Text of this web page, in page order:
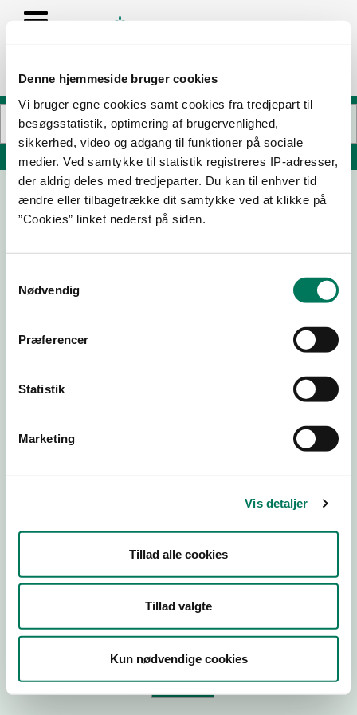
Denne hjemmeside bruger cookies
Vi bruger egne cookies samt cookies fra tredjepart til
besøgsstatistik, optimering af brugervenlighed,
sikkerhed, video og adgang til funktioner på sociale
medier. Ved samtykke til statistik registreres IP-adresser,
der aldrig deles med tredjeparter. Du kan til enhver tid
ændre eller tilbagetrække dit samtykke ved at klikke på
”Cookies” linket nederst på siden.
Nødvendig
Præferencer
Statistik
Marketing
Vis detaljer
Tillad alle cookies
Tillad valgte
Kun nødvendige cookies
Søg på adresse, postnummer, by, firmanavn
Virksomhedstype
ID-nummer
P-nr
Tilføj smiley til dit website
Kopier link til at indsætte på virksomhedens hjemmeside